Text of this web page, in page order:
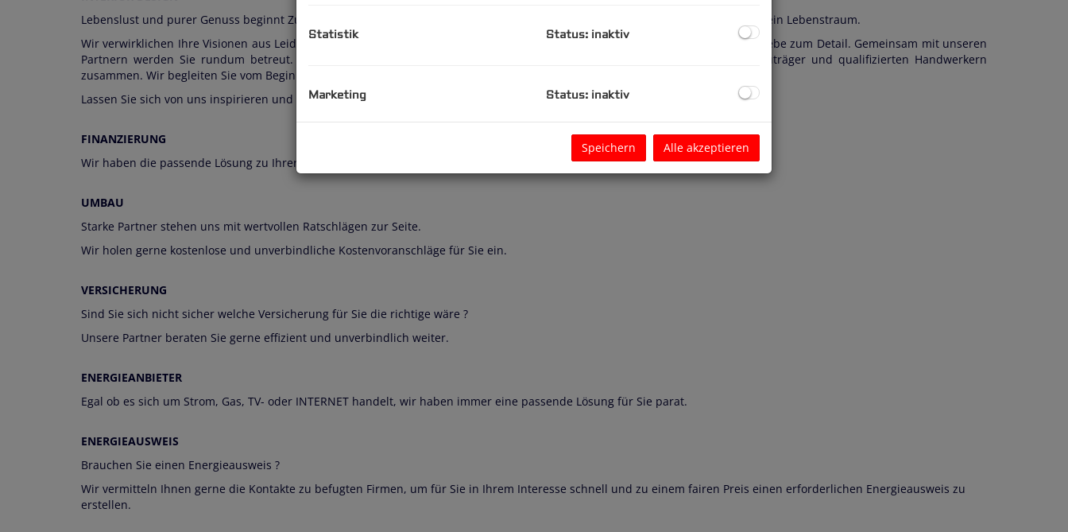
Lebenslust und purer Genuss beginnt Zuhause. Hier finden Sie Ihren Wohnraum zum Wohlfühlen, Entspannen und Genießen – ein Lebenstraum.
Wir verwirklichen Ihre Visionen aus Leidenschaft, individuell, einzigartig nach Ihren Vorstellungen entsprechend und mit viel Liebe zum Detail. Gemeinsam mit unseren
Partnern werden Sie rundum betreut. Unser Team setzt sich aus Architekten, Designern, Fotografen, Baumeistern und Bauträger und qualifizierten Handwerkern
zusammen. Wir begleiten Sie vom Beginn der Planung bis hin zur Übergabe einer bis ins Detail fertig eingerichteten Immobilie.
Lassen Sie sich von uns inspirieren und entdecken Sie Ihr Zuhause NEU !
FINANZIERUNG
Wir haben die passende Lösung zu Ihrer Finanzierung. Fragen Sie einfach unverbindlich an. Wir beraten Sie gerne.
UMBAU
Starke Partner stehen uns mit wertvollen Ratschlägen zur Seite.
Wir holen gerne kostenlose und unverbindliche Kostenvoranschläge für Sie ein.
VERSICHERUNG
Sind Sie sich nicht sicher welche Versicherung für Sie die richtige wäre ?
Unsere Partner beraten Sie gerne effizient und unverbindlich weiter.
ENERGIEANBIETER
Egal ob es sich um Strom, Gas, TV- oder INTERNET handelt, wir haben immer eine passende Lösung für Sie parat.
ENERGIEAUSWEIS
Brauchen Sie einen Energieausweis ?
Wir vermitteln Ihnen gerne die Kontakte zu befugten Firmen, um für Sie in Ihrem Interesse schnell und zu einem fairen Preis einen erforderlichen Energieausweis zu
erstellen.
Statistik Status: inaktiv
Marketing Status: inaktiv
Speichern Alle akzeptieren